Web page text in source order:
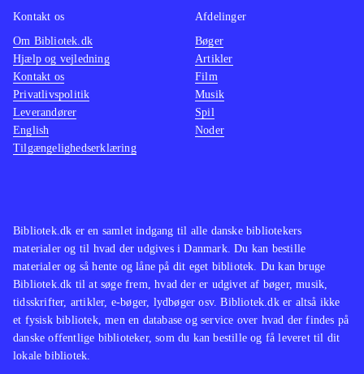
Bibliotek.dk er en samlet indgang til alle danske bibliotekers
materialer og til hvad der udgives i Danmark. Du kan bestille
materialer og så hente og låne på dit eget bibliotek. Du kan bruge
Bibliotek.dk til at søge frem, hvad der er udgivet af bøger, musik,
tidsskrifter, artikler, e-bøger, lydbøger osv. Bibliotek.dk er altså ikke
et fysisk bibliotek, men en database og service over hvad der findes på
danske offentlige biblioteker, som du kan bestille og få leveret til dit
lokale bibliotek.
Kontakt os
Om Bibliotek.dk
Hjælp og vejledning
Kontakt os
Privatlivspolitik
Leverandører
English
Tilgængelighedserklæring
Afdelinger
Bøger
Artikler
Film
Musik
Spil
Noder